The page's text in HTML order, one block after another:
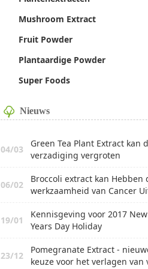
Mushroom Extract
Fruit Powder
Plantaardige Powder
Super Foods
Nieuws
04/03
Green Tea Plant Extract kan
verzadiging vergroten
06/02
Broccoli extract kan Hebben
werkzaamheid van Cancer
19/01
Kennisgeving voor 2017 New
Years Day Holiday
23/12
Pomegranate Extract -
keuze voor het verlagen van